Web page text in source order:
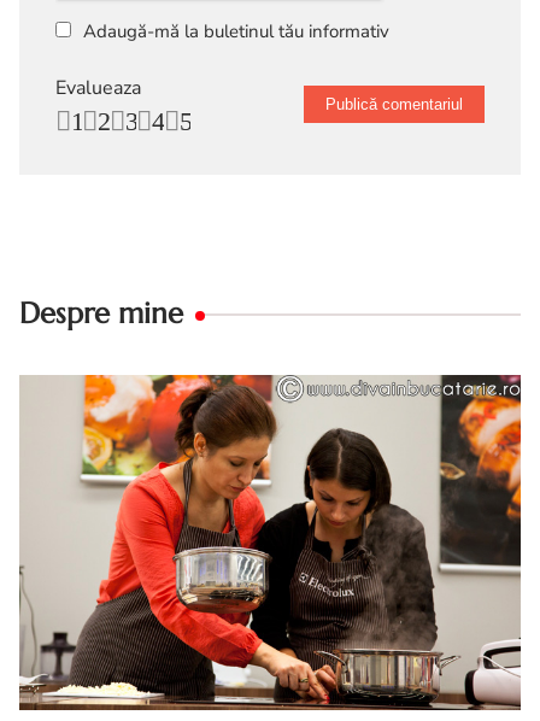
Adaugă-mă la buletinul tău informativ
Evalueaza
5
4
3
2
1
Despre mine